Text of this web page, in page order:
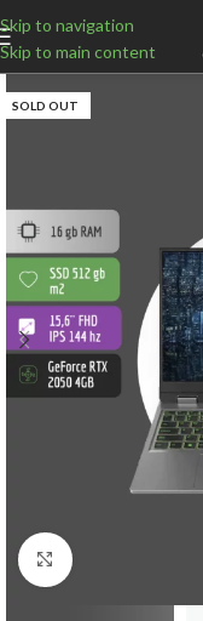
Skip to navigation
Skip to main content
SOLD OUT
Click to enlarge